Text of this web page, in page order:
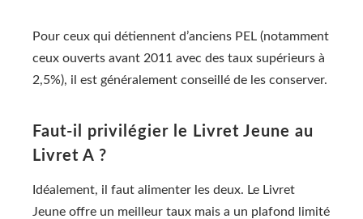
Pour ceux qui détiennent d’anciens PEL (notamment
ceux ouverts avant 2011 avec des taux supérieurs à
2,5%), il est généralement conseillé de les conserver.
Faut-il privilégier le Livret Jeune au
Livret A ?
Idéalement, il faut alimenter les deux. Le Livret
Jeune offre un meilleur taux mais a un plafond limité